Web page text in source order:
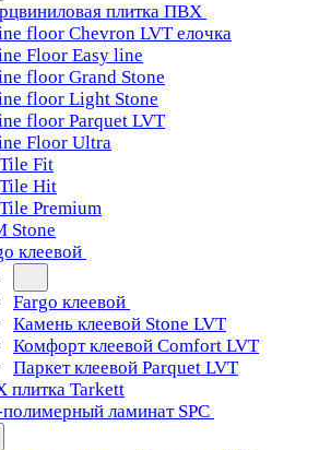
плитка ПВХ
floor Chevron LVT елочка
Floor Easy line
floor Grand Stone
floor Light Stone
floor Parquet LVT
Floor Ultra
Fit
Hit
Premium
Stone
клеевой
Fargo клеевой
Камень клеевой Stone LVT
Комфорт клеевой Comfort LVT
Паркет клеевой Parquet LVT
плитка Tarkett
ламинат SPC